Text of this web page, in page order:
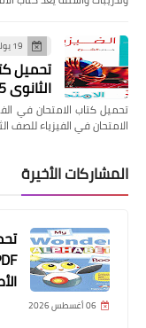
19 يوليو 2025
تحميل
الثانوي 2025 - 2026
الامتحان في الفيزياء للصف
المشاركات الأخيرة
06 أغسطس 2026